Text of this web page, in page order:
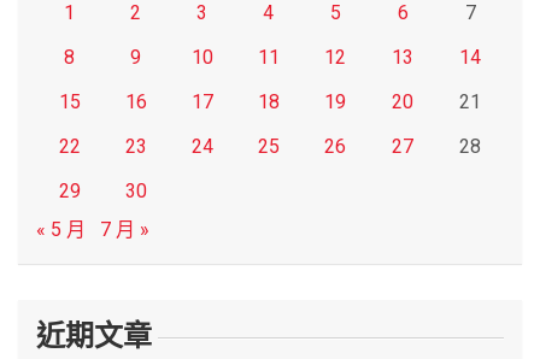
1
2 3 4 5 6
7
8
9 10 11 12 13
14
15
16 17 18 19 20
21
22
23 24 25 26 27
28
29
30
« 5 月
7 月 »
近期文章